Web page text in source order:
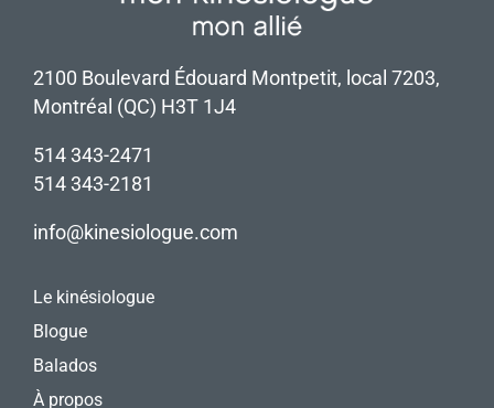
2100 Boulevard Édouard Montpetit, local 7203,
Montréal (QC) H3T 1J4
514 343-2471
514 343-2181
info@kinesiologue.com
Le kinésiologue
Blogue
Balados
À propos